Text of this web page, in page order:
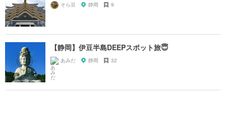
そら豆 静岡 9
【静岡】伊豆半島DEEPスポット旅😇
あみだ 静岡 32